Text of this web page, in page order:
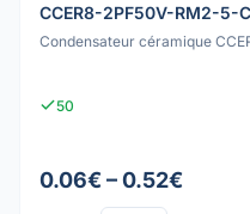
CCER8-2PF50V-RM2-5-
Condensateur céramique
50
0.06€ – 0.52€